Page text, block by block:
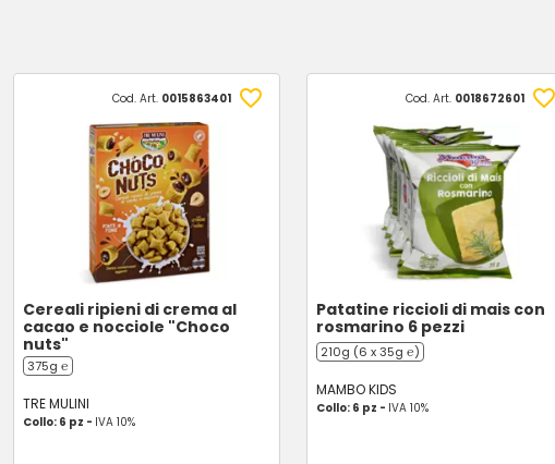
Cod. Art. 0015863401
Cereali ripieni di crema al
cacao e nocciole "Choco
nuts"
375g ℮
TRE MULINI
Collo: 6 pz - IVA 10%
Cod. Art. 0018672601
Patatine riccioli di mais con
rosmarino 6 pezzi
210g (6 x 35g ℮)
MAMBO KIDS
Collo: 6 pz - IVA 10%